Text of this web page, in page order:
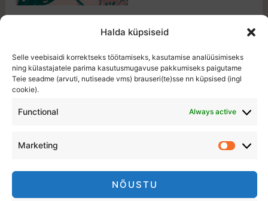
Halda küpsiseid
Selle veebisaidi korrektseks töötamiseks, kasutamise analüüsimiseks
ning külastajatele parima kasutusmugavuse pakkumiseks paigutame
Teie seadme (arvuti, nutiseade vms) brauseri(te)sse nn küpsised (ingl
cookie).
Functional Always active
Marketing
NÕUSTU
Paberraamat
Hinnanguga
/
5
24,50€
LISA KORVI